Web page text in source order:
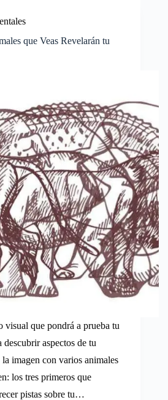
que Veas Revelarán tu
visual que pondrá a prueba tu
aspectos de tu
imagen con varios animales
los tres primeros que
pistas sobre tu…